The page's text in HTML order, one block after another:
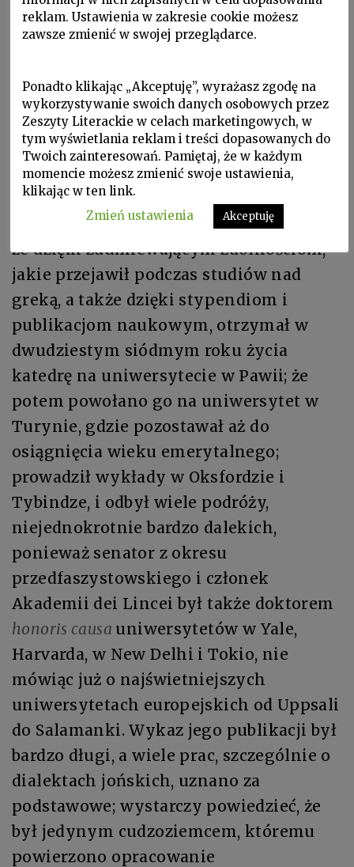
szorstkość i dyskretna wytworność.
Nazajutrz przejrzałem w redakcji tę
nekrologiin spe. Hasło „La Ciura”
figurowało w niej, całkiem poprawnie
zredagowane, raz na zawsze.
Wyczytałem tam, że ten wielki człowiek
urodził się w Aci-Castello (Katania) w
ubogiej, drobnomieszczańskiej rodzinie;
że dzięki zdumiewającym zdolnościom,
jakie przejawił podczas studiów nad
greką, a także dzięki stypendiom i
publikacjom naukowym, otrzymał w
dwudziestym siódmym roku życia
katedrę na uniwersytecie w Pawii; że
potem powołano go na uniwersytet w
Turynie, gdzie pozostawał aż do
osiągnięcia wieku emerytalnego;
prowadził wykłady w Oksfordzie i
Tybindze, i odbył wiele podróży,
niejednokrotnie bardzo dalekich,
ponieważ senator z okresu
przedfaszystowskiego i członek
Akademii dei Lincei był także doktorem
honoris causa uniwersytetów w Yale,
Harvarda, w New Delhi i Tokio, nie
mówiąc już o najświetniejszych
uniwersytetach europejskich od Uppsali
do Salamanki. Wykaz jego publikacji był
bardzo długi, a wiele prac, szczególnie o
dialektach jońskich, uznano za
podstawowe; wystarczy powiedzieć, że
był jedynym cudzoziemcem, któremu
powierzono opracowanie
reklam. Ustawienia w zakresie cookie możesz
zawsze zmienić w swojej przeglądarce.
Ponadto klikając „Akceptuję”, wyrażasz zgodę na
wykorzystywanie swoich danych osobowych przez
Zeszyty Literackie w celach marketingowych, w
tym wyświetlania reklam i treści dopasowanych do
Twoich zainteresowań. Pamiętaj, że w każdym
momencie możesz zmienić swoje ustawienia,
klikając w ten link.
Zmień ustawienia
Akceptuję